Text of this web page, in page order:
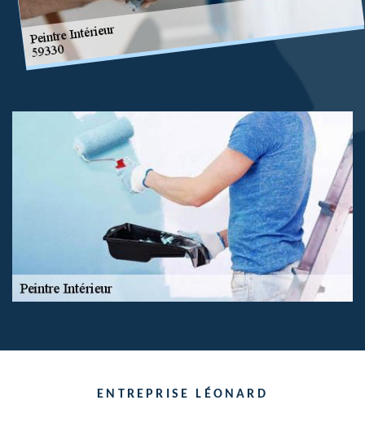
ENTREPRISE LÉONARD